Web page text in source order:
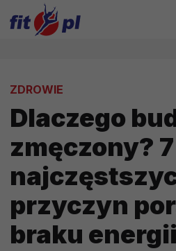
ZDROWIE
Dlaczego
zmęczony? 7
przyczyn
braku energii